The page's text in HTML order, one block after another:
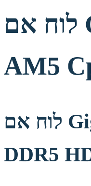
לוח אם Gigabyte B840M DS3H for AMD
AM5
לוח אם Gigabyte B840M DS3H for AMD AM5 Cpu
DDR5